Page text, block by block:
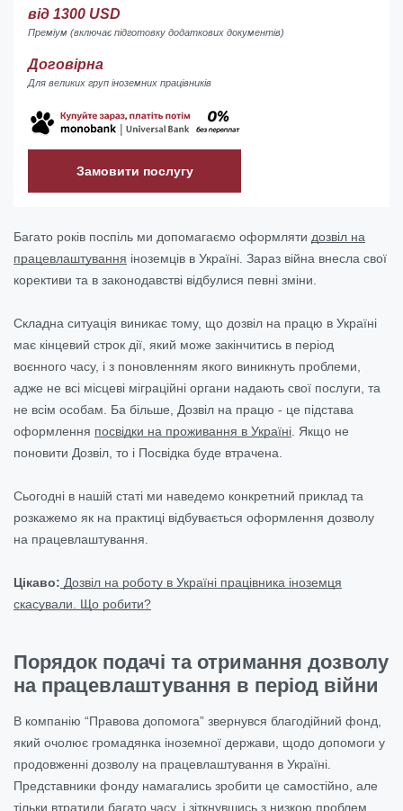
від 1300 USD
Преміум (включає підготовку додаткових документів)
Договірна
Для великих груп іноземних працівників
Замовити послугу
Багато років поспіль ми допомагаємо оформляти дозвіл на
працевлаштування іноземців в Україні. Зараз війна внесла свої
корективи та в законодавстві відбулися певні зміни.
Складна ситуація виникає тому, що дозвіл на працю в Україні
має кінцевий строк дії, який може закінчитись в період
воєнного часу, і з поновленням якого виникнуть проблеми,
адже не всі місцеві міграційні органи надають свої послуги, та
не всім особам. Ба більше, Дозвіл на працю - це підстава
оформлення посвідки на проживання в Україні . Якщо не
поновити Дозвіл, то і Посвідка буде втрачена.
Сьогодні в нашій статі ми наведемо конкретний приклад та
розкажемо як на практиці відбувається оформлення дозволу
на працевлаштування.
Цікаво: Дозвіл на роботу в Україні працівника іноземця
скасували. Що робити?
Порядок подачі та отримання дозволу
на працевлаштування в період війни
В компанію “Правова допомога” звернувся благодійний фонд,
який очолює громадянка іноземної держави, щодо допомоги у
продовженні дозволу на працевлаштування в Україні.
Представники фонду намагались зробити це самостійно, але
тільки втратили багато часу, і зіткнувшись з низкою проблем,